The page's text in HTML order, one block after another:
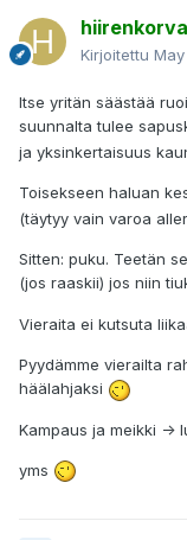
hiirenkorva
Kirjoitettu
Itse yritän säästää
suunnalta tulee
ja yksinkertaisuus
Toisekseen haluan
(täytyy vain varoa
Sitten: puku. Teetän
(jos raaskii) jos niin
Vieraita ei kutsuta
Pyydämme vierailta
häälahjaksi
Kampaus ja meikki ->
yms